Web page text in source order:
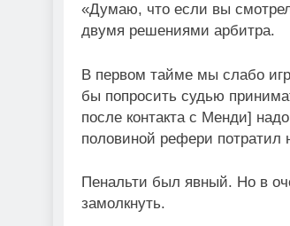
«Думаю, что если вы
двумя решениями арбитра.
В первом тайме мы слабо
бы попросить судью
после контакта с Менди]
половиной рефери потратил
Пенальти был явный. Но в
замолкнуть.